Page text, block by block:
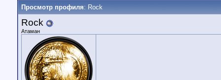
Просмотр профиля: Rock
Rock
Атаман